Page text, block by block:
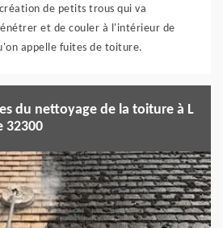
de petits trous qui va
et de couler à l'intérieur de
appelle fuites de toiture.
du nettoyage de la toiture à L
32300